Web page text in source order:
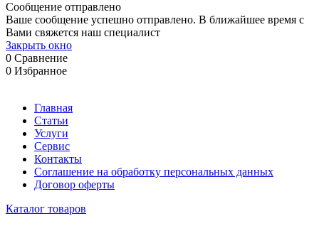
Сообщение отправлено
Ваше сообщение успешно отправлено. В ближайшее время с
Вами свяжется наш специалист
Закрыть окно
0 Сравнение
0 Избранное
Главная
Статьи
Услуги
Сервис
Контакты
Соглашение на обработку персональных данных
Договор оферты
Каталог товаров